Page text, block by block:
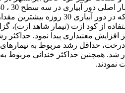
و دور آبیاری 60 روزه بدون استفاده از